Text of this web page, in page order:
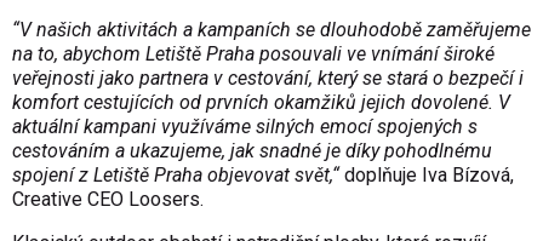
“V našich aktivitách a kampaních se dlouhodobě zaměřujeme
na to, abychom Letiště Praha posouvali ve vnímání široké
veřejnosti jako partnera v cestování, který se stará o bezpečí i
komfort cestujících od prvních okamžiků jejich dovolené. V
aktuální kampani využíváme silných emocí spojených s
cestováním a ukazujeme, jak snadné je díky pohodlnému
spojení z Letiště Praha objevovat svět,“doplňuje Iva Bízová,
Creative CEO Loosers.